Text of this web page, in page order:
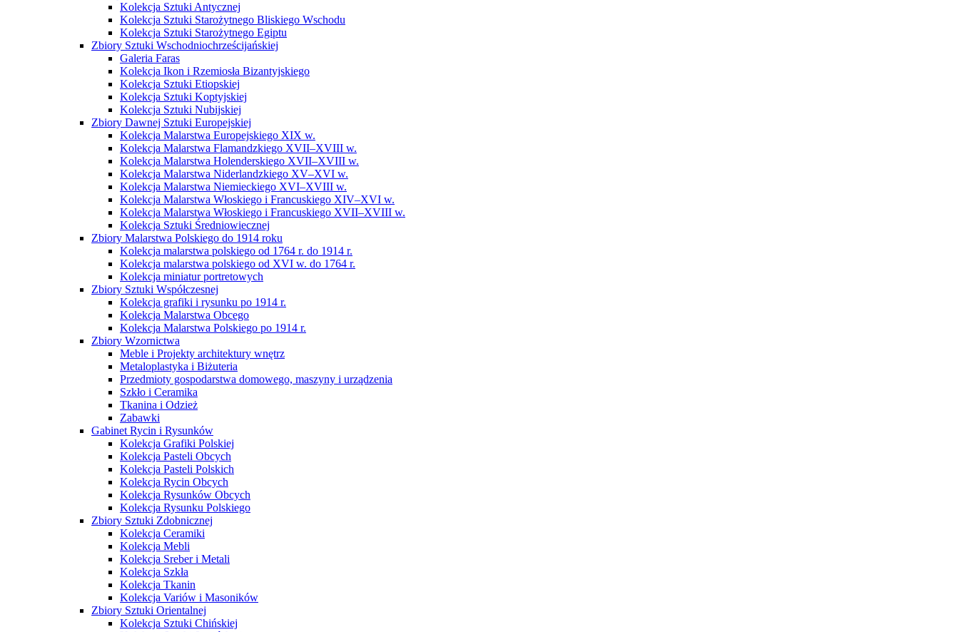
Kolekcja Sztuki Antycznej
Kolekcja Sztuki Starożytnego Bliskiego Wschodu
Kolekcja Sztuki Starożytnego Egiptu
Zbiory Sztuki Wschodniochrześcijańskiej
Galeria Faras
Kolekcja Ikon i Rzemiosła Bizantyjskiego
Kolekcja Sztuki Etiopskiej
Kolekcja Sztuki Koptyjskiej
Kolekcja Sztuki Nubijskiej
Zbiory Dawnej Sztuki Europejskiej
Kolekcja Malarstwa Europejskiego XIX w.
Kolekcja Malarstwa Flamandzkiego XVII–XVIII w.
Kolekcja Malarstwa Holenderskiego XVII–XVIII w.
Kolekcja Malarstwa Niderlandzkiego XV–XVI w.
Kolekcja Malarstwa Niemieckiego XVI–XVIII w.
Kolekcja Malarstwa Włoskiego i Francuskiego XIV–XVI w.
Kolekcja Malarstwa Włoskiego i Francuskiego XVII–XVIII w.
Kolekcja Sztuki Średniowiecznej
Zbiory Malarstwa Polskiego do 1914 roku
Kolekcja malarstwa polskiego od 1764 r. do 1914 r.
Kolekcja malarstwa polskiego od XVI w. do 1764 r.
Kolekcja miniatur portretowych
Zbiory Sztuki Współczesnej
Kolekcja grafiki i rysunku po 1914 r.
Kolekcja Malarstwa Obcego
Kolekcja Malarstwa Polskiego po 1914 r.
Zbiory Wzornictwa
Meble i Projekty architektury wnętrz
Metaloplastyka i Biżuteria
Przedmioty gospodarstwa domowego, maszyny i urządzenia
Szkło i Ceramika
Tkanina i Odzież
Zabawki
Gabinet Rycin i Rysunków
Kolekcja Grafiki Polskiej
Kolekcja Pasteli Obcych
Kolekcja Pasteli Polskich
Kolekcja Rycin Obcych
Kolekcja Rysunków Obcych
Kolekcja Rysunku Polskiego
Zbiory Sztuki Zdobnicznej
Kolekcja Ceramiki
Kolekcja Mebli
Kolekcja Sreber i Metali
Kolekcja Szkła
Kolekcja Tkanin
Kolekcja Variów i Masoników
Zbiory Sztuki Orientalnej
Kolekcja Sztuki Chińskiej